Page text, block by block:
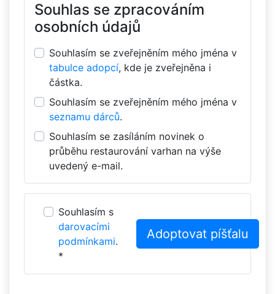
Souhlas se zpracováním
osobních údajů
Souhlasím se zveřejněním mého jména v
tabulce adopcí, kde je zveřejněna i
částka.
Souhlasím se zveřejněním mého jména v
seznamu dárců.
Souhlasím se zasíláním novinek o
průběhu restaurování varhan na výše
uvedený e-mail.
Souhlasím s
darovacími
podmínkami.
*